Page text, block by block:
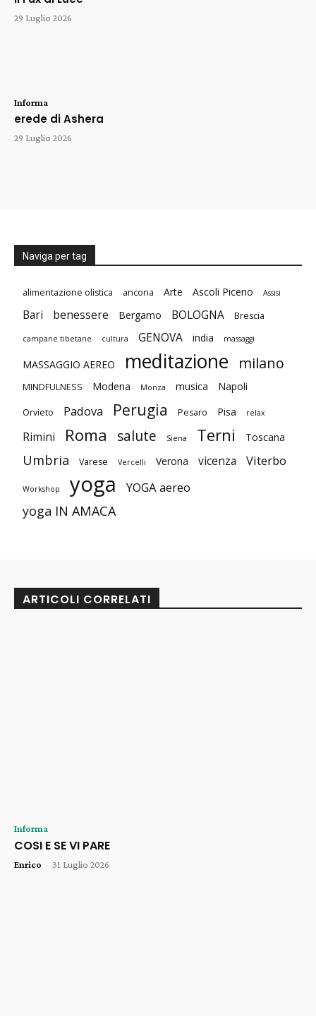
29 Luglio 2026
Informa
erede di Ashera
29 Luglio 2026
Naviga per tag
alimentazione olistica ancona Arte Ascoli Piceno Assisi
Bari benessere Bergamo BOLOGNA Brescia
campane tibetane cultura GENOVA india massaggi
MASSAGGIO AEREO meditazione milano
MINDFULNESS Modena Monza musica Napoli
Orvieto Padova Perugia Pesaro Pisa relax
Rimini Roma salute Siena Terni Toscana
Umbria Varese Vercelli Verona vicenza Viterbo
Workshop yoga YOGA aereo
yoga IN AMACA
ARTICOLI CORRELATI
Informa
COSI E SE VI PARE
Enrico - 31 Luglio 2026